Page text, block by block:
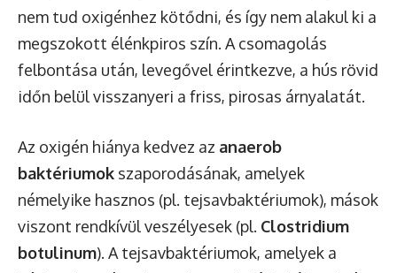
nem tud oxigénhez kötődni, és így nem alakul ki a
megszokott élénkpiros szín. A csomagolás
felbontása után, levegővel érintkezve, a hús rövid
időn belül visszanyeri a friss, pirosas árnyalatát.
Az oxigén hiánya kedvez az anaerob
baktériumok szaporodásának, amelyek
némelyike hasznos (pl. tejsavbaktériumok), mások
viszont rendkívül veszélyesek (pl. Clostridium
botulinum). A tejsavbaktériumok, amelyek a